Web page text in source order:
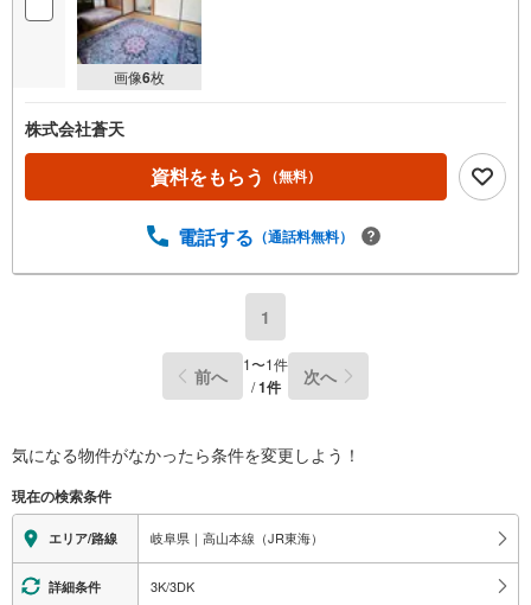
画像6枚
株式会社蒼天
資料をもらう （無料）
電話する （通話料無料）
1
前へ 1〜1件
/1件 次へ
気になる物件がなかったら条件を変更しよう！
現在の検索条件
エリア/路線 岐阜県｜高山本線（JR東海）
詳細条件 3K/3DK